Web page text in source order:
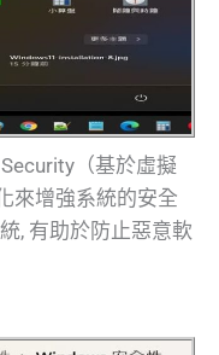
（基於虛擬
來增強系統的安全
, 有助於防止惡意軟